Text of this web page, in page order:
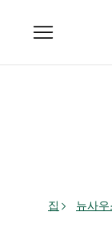
Toggle
navigation
집 뉴사우